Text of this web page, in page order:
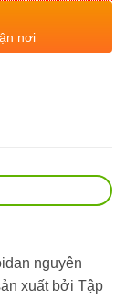
nơi
nguyên
xuất bởi Tập